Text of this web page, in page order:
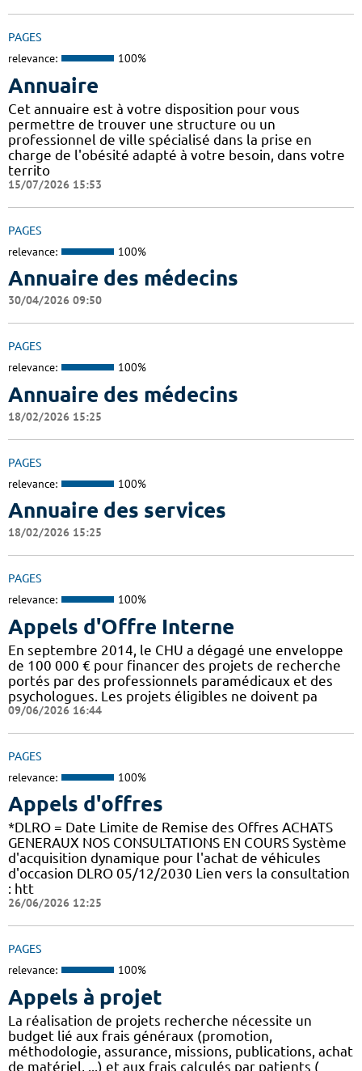
PAGES
relevance: 100%
Annuaire
Cet annuaire est à votre disposition pour vous
permettre de trouver une structure ou un
professionnel de ville spécialisé dans la prise en
charge de l'obésité adapté à votre besoin, dans votre
territo
15/07/2026 15:53
PAGES
relevance: 100%
Annuaire des médecins
30/04/2026 09:50
PAGES
relevance: 100%
Annuaire des médecins
18/02/2026 15:25
PAGES
relevance: 100%
Annuaire des services
18/02/2026 15:25
PAGES
relevance: 100%
Appels d'Offre Interne
En septembre 2014, le CHU a dégagé une enveloppe
de 100 000 € pour financer des projets de recherche
portés par des professionnels paramédicaux et des
psychologues. Les projets éligibles ne doivent pa
09/06/2026 16:44
PAGES
relevance: 100%
Appels d'offres
*DLRO = Date Limite de Remise des Offres ACHATS
GENERAUX NOS CONSULTATIONS EN COURS Système
d'acquisition dynamique pour l'achat de véhicules
d'occasion DLRO 05/12/2030 Lien vers la consultation
: htt
26/06/2026 12:25
PAGES
relevance: 100%
Appels à projet
La réalisation de projets recherche nécessite un
budget lié aux frais généraux (promotion,
méthodologie, assurance, missions, publications, achat
de matériel, ...) et aux frais calculés par patients (